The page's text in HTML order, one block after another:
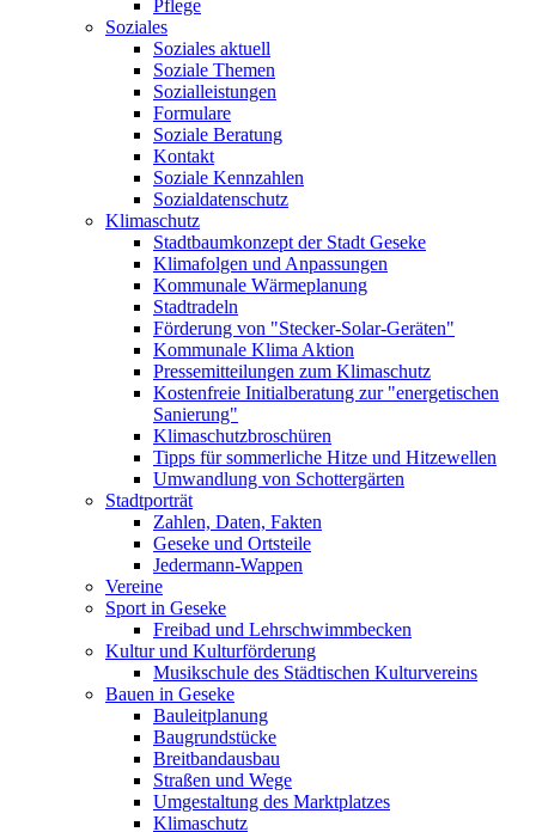
Pflege
Soziales
Soziales aktuell
Soziale Themen
Sozialleistungen
Formulare
Soziale Beratung
Kontakt
Soziale Kennzahlen
Sozialdatenschutz
Klimaschutz
Stadtbaumkonzept der Stadt Geseke
Klimafolgen und Anpassungen
Kommunale Wärmeplanung
Stadtradeln
Förderung von "Stecker-Solar-Geräten"
Kommunale Klima Aktion
Pressemitteilungen zum Klimaschutz
Kostenfreie Initialberatung zur "energetischen
Sanierung"
Klimaschutzbroschüren
Tipps für sommerliche Hitze und Hitzewellen
Umwandlung von Schottergärten
Stadtporträt
Zahlen, Daten, Fakten
Geseke und Ortsteile
Jedermann-Wappen
Vereine
Sport in Geseke
Freibad und Lehrschwimmbecken
Kultur und Kulturförderung
Musikschule des Städtischen Kulturvereins
Bauen in Geseke
Bauleitplanung
Baugrundstücke
Breitbandausbau
Straßen und Wege
Umgestaltung des Marktplatzes
Klimaschutz